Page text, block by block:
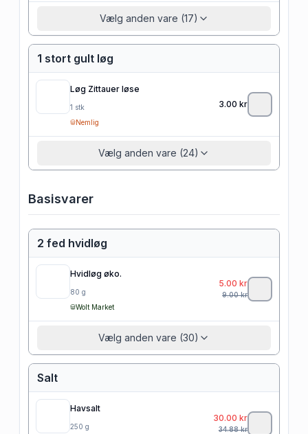
Vælg anden vare (17)
1 stort gult løg
Løg Zittauer løse
1 stk
Nemlig
3.00 kr
Vælg anden vare (24)
Basisvarer
2 fed hvidløg
Hvidløg øko.
80 g
Wolt Market
5.00 kr
9.00kr
Vælg anden vare (30)
Salt
Havsalt
250 g
30.00 kr
34.88kr